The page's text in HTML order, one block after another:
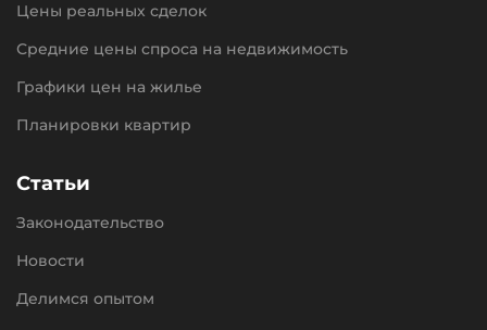
Цены реальных сделок
Средние цены спроса на недвижимость
Графики цен на жилье
Планировки квартир
Статьи
Законодательство
Новости
Делимся опытом